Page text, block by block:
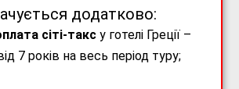
додатково:
сіті-такс у готелі Греції –
7 років на весь період туру;